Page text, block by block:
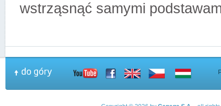
wstrząsnąć samymi